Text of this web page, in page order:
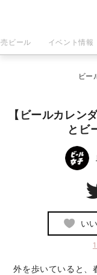
ビール イベント情報
ビー
【ビールカレン
とビ
い
1
外を歩いていると、